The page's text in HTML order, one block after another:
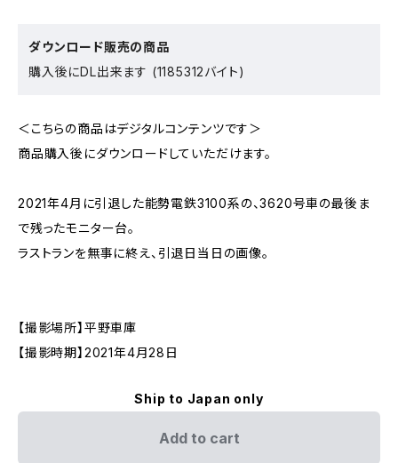
ダウンロード販売の商品
購入後にDL出来ます (1185312バイト)
＜こちらの商品はデジタルコンテンツです＞
商品購入後にダウンロードしていただけます。
2021年4月に引退した能勢電鉄3100系の、3620号車の最後ま
で残ったモニター台。
ラストランを無事に終え、引退日当日の画像。
【撮影場所】平野車庫
【撮影時期】2021年4月28日
Ship to Japan only
Add to cart